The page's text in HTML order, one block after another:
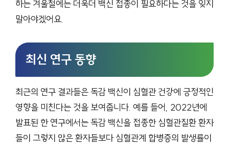
하는 겨울철에는 더욱더 백신 접종이 필요하다는 것을 잊지
말아야겠어요.
최신 연구 동향
최근의 연구 결과들은 독감 백신이 심혈관 건강에 긍정적인
영향을 미친다는 것을 보여줍니다. 예를 들어, 2022년에
발표된 한 연구에서는 독감 백신을 접종한 심혈관질환 환자
들이 그렇지 않은 환자들보다 심혈관계 합병증의 발생률이